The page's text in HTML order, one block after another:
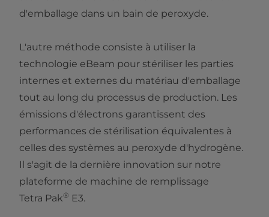
d'emballage dans un bain de peroxyde.
L'autre méthode consiste à utiliser la
technologie eBeam pour stériliser les parties
internes et externes du matériau d'emballage
tout au long du processus de production. Les
émissions d'électrons garantissent des
performances de stérilisation équivalentes à
celles des systèmes au peroxyde d'hydrogène.
Il s'agit de la dernière innovation sur notre
plateforme de machine de remplissage
Tetra Pak® E3.